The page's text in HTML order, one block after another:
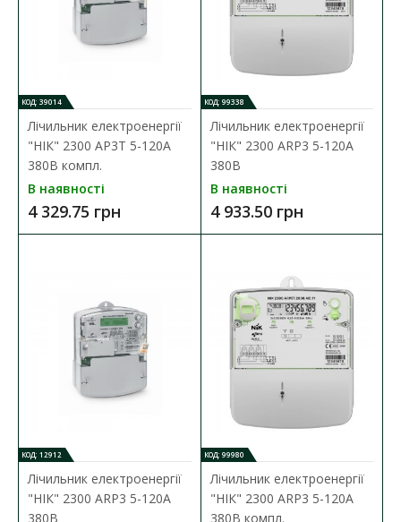
В закладки
Коробка під трифазний лічильник DOT.3 НІК
Наявність:
КОД: 39014
Лічильник електроенергії
"НІК" 2300 AP3T 5-120А
380В компл.
В наявності
4 329.75 грн
КОД: 99338
Лічильник електроенергії
"НІК" 2300 ARP3 5-120А
380В
В наявності
4 933.50 грн
КОД: 12912
Лічильник електроенергії
"НІК" 2300 ARP3 5-120А
380В
КОД: 99980
Лічильник електроенергії
"НІК" 2300 ARP3 5-120А
380В компл.